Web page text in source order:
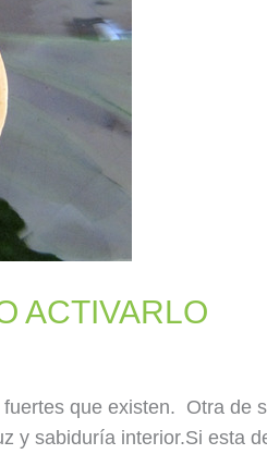
ACTIVARLO
que existen. Otra de
y sabiduría interior.Si esta